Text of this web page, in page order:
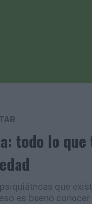
todo lo
que
es bueno